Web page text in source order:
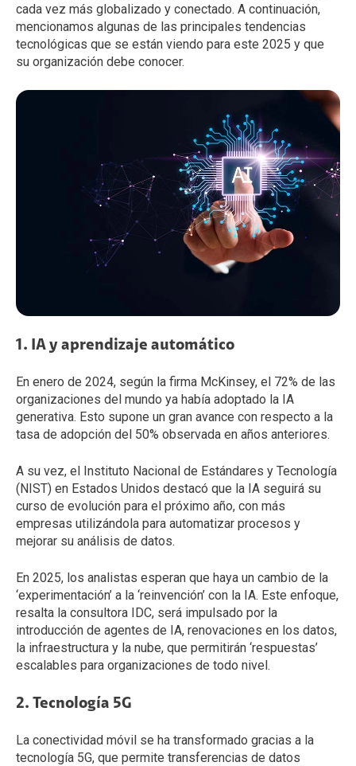
cada vez más globalizado y conectado. A continuación,
mencionamos algunas de las principales tendencias
tecnológicas que se están viendo para este 2025 y que
su organización debe conocer.
1. IA y aprendizaje automático
En enero de 2024, según la firma McKinsey, el 72% de las
organizaciones del mundo ya había adoptado la IA
generativa. Esto supone un gran avance con respecto a la
tasa de adopción del 50% observada en años anteriores.
A su vez, el Instituto Nacional de Estándares y Tecnología
(NIST) en Estados Unidos destacó que la IA seguirá su
curso de evolución para el próximo año, con más
empresas utilizándola para automatizar procesos y
mejorar su análisis de datos.
En 2025, los analistas esperan que haya un cambio de la
‘experimentación’ a la ‘reinvención’ con la IA. Este enfoque,
resalta la consultora IDC, será impulsado por la
introducción de agentes de IA, renovaciones en los datos,
la infraestructura y la nube, que permitirán ‘respuestas’
escalables para organizaciones de todo nivel.
2. Tecnología 5G
La conectividad móvil se ha transformado gracias a la
tecnología 5G, que permite transferencias de datos